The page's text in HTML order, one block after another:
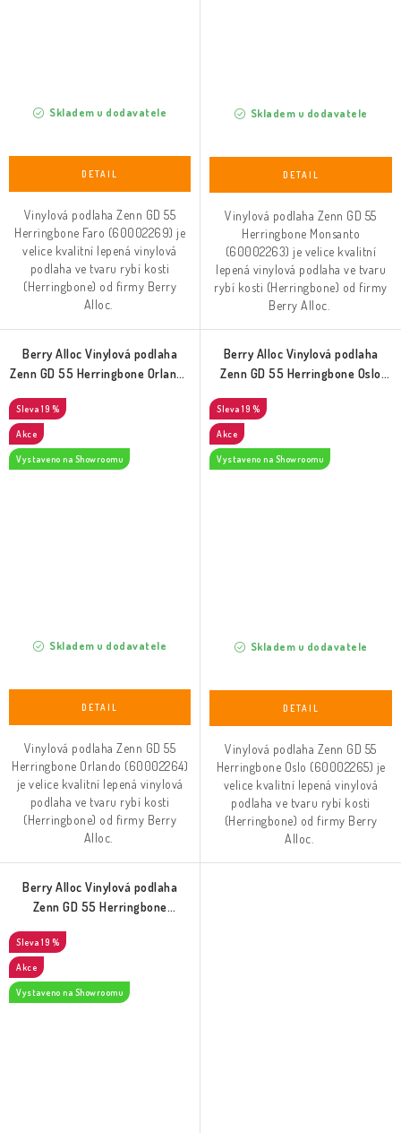
Skladem u dodavatele
Vinylová podlaha Zenn GD 55
Herringbone Faro (60002269) je
velice kvalitní lepená vinylová
podlaha ve tvaru rybí kosti
(Herringbone) od firmy Berry
Alloc.
Skladem u dodavatele
Vinylová podlaha Zenn GD 55
Herringbone Monsanto
(60002263) je velice kvalitní
lepená vinylová podlaha ve tvaru
rybí kosti (Herringbone) od firmy
Berry Alloc.
Berry Alloc Vinylová podlaha
Zenn GD 55 Herringbone Orlando
19 %
Akce
Vystaveno na Showroomu
Skladem u dodavatele
Vinylová podlaha Zenn GD 55
Herringbone Orlando (60002264)
je velice kvalitní lepená vinylová
podlaha ve tvaru rybí kosti
(Herringbone) od firmy Berry
Alloc.
Berry Alloc Vinylová podlaha
Zenn GD 55 Herringbone Oslo
19 %
Akce
Vystaveno na Showroomu
Skladem u dodavatele
Vinylová podlaha Zenn GD 55
Herringbone Oslo (60002265) je
velice kvalitní lepená vinylová
podlaha ve tvaru rybí kosti
(Herringbone) od firmy Berry
Alloc.
Berry Alloc Vinylová podlaha
Zenn GD 55 Herringbone
19 %
Akce
Vystaveno na Showroomu